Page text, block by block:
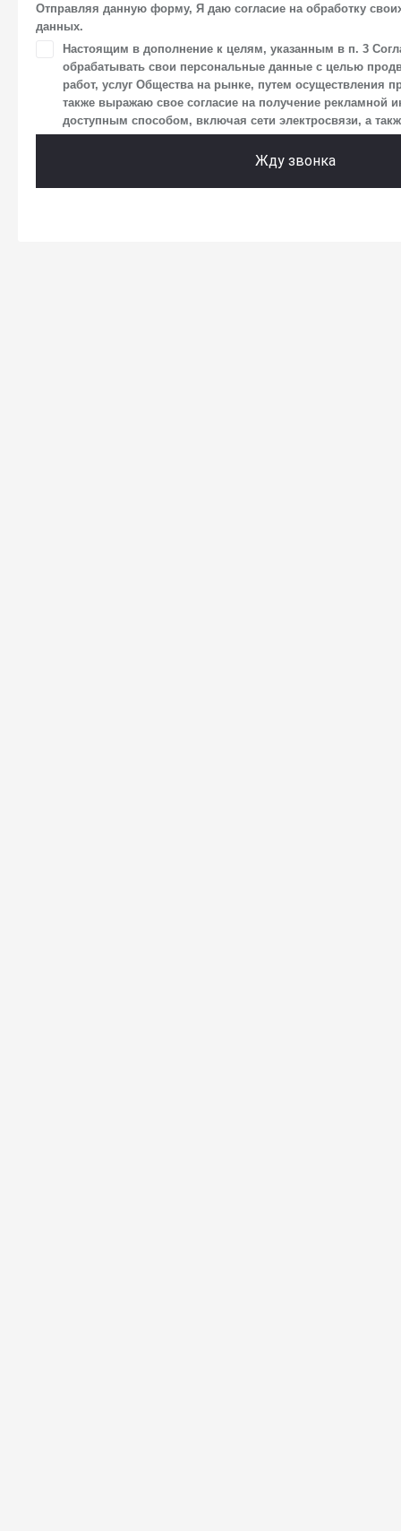
использование, передача (предоставление, доступ),
персональных данных. Общество обрабатывает персональные
средств автоматизации.
3. Целью обработки персональных данных является
Общества с посетителями и пользователями сайта.
4. Я даю согласие на передачу моих персональных данных
размещен на сайте в разделе «Юридическая информация».
5. Данное Согласие действует до момента достижения цели
Отправляя данную форму, Я даю согласие на обработку
данных.
Настоящим в дополнение к целям, указанным в п. 3
обрабатывать свои персональные данные с целью
работ, услуг Общества на рынке, путем осуществления
также выражаю свое согласие на получение
доступным способом, включая сети электросвязи, а
Жду звонка